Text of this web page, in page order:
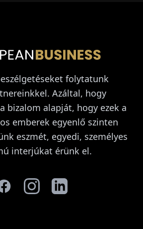
folytatunk
Azáltal, hogy
bizalom alapját, hogy ezek a
emberek egyenlő szinten
eszmét, egyedi, személyes
interjúkat érünk el.